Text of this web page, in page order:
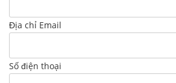
Địa chỉ Email
Số điện thoại